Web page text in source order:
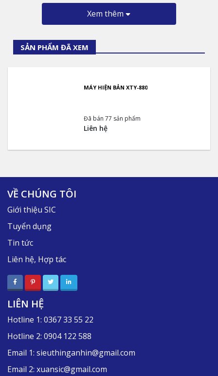
Xem thêm
SẢN PHẨM ĐÃ XEM
MÁY HIỆN BẢN XTY-880
Đã bán 77 sản phẩm
Liên hệ
VỀ CHÚNG TÔI
Giới thiệu SIC
Tuyển dụng
Tin tức
Liên hệ, Hợp tác
LIÊN HỆ
Hotline 1: 0367 33 55 22
Hotline 2: 0904 122 588
Email 1: sieuthinganhin@gmail.com
Email 2: xuansic@gmail.com